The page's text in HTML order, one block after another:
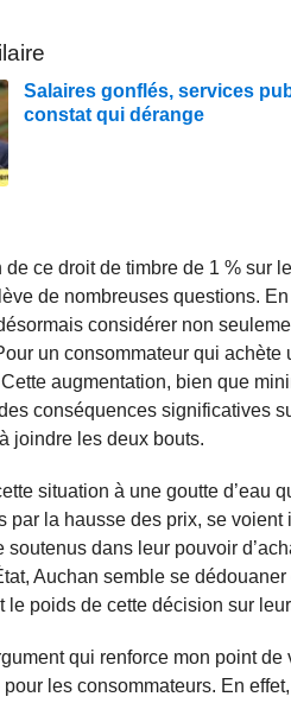
Salaires gonflés, services
constat qui dérange
de ce droit de timbre de 1 % sur
de nombreuses questions.
considérer non
un consommateur qui
augmentation, bien que
conséquences significatives
joindre les deux bouts.
situation à une goutte d’eau
par la hausse des prix, se voient
soutenus dans leur pouvoir
Auchan semble se
le poids de cette décision sur
qui renforce mon point
les consommateurs. En